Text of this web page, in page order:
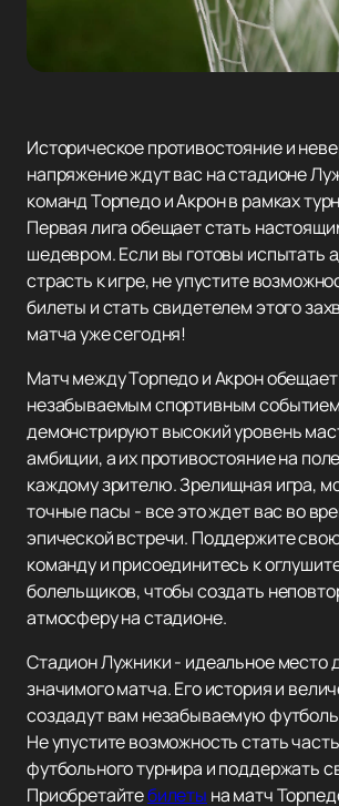
Историческое противостояние и
напряжение ждут вас на стадионе
команд Торпедо и Акрон в рамках
Первая лига обещает стать
шедевром. Если вы готовы испытать
страсть к игре, не упустите
билеты и стать свидетелем этого
матча уже сегодня!
Матч между Торпедо и Акрон обещает
незабываемым спортивным
демонстрируют высокий уровень
амбиции, а их противостояние на
каждому зрителю. Зрелищная игра,
точные пасы - все это ждет вас во
эпической встречи. Поддержите
команду и присоединитесь к
болельщиков, чтобы создать
атмосферу на стадионе.
Стадион Лужники - идеальное место
значимого матча. Его история и
создадут вам незабываемую
Не упустите возможность стать
футбольного турнира и поддержать
Приобретайтебилеты на матч